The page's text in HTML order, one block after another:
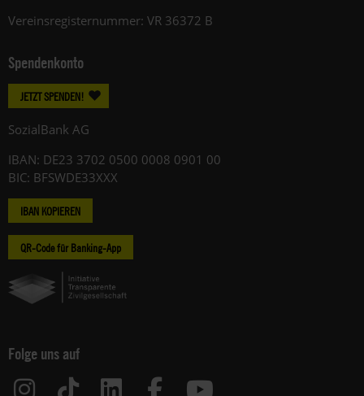
Vereinsregisternummer: VR 36372 B
Spendenkonto
JETZT SPENDEN!
SozialBank AG
IBAN: DE23 3702 0500 0008 0901 00
BIC: BFSWDE33XXX
IBAN KOPIEREN
QR-Code für Banking-App
Folge uns auf